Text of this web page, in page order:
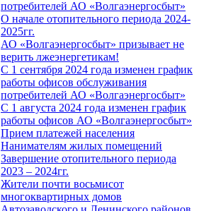
потребителей АО «Волгаэнергосбыт»
О начале отопительного периода 2024-
2025гг.
АО «Волгаэнергосбыт» призывает не
верить лжеэнергетикам!
С 1 сентября 2024 года изменен график
работы офисов обслуживания
потребителей АО «Волгаэнергосбыт»
С 1 августа 2024 года изменен график
работы офисов АО «Волгаэнергосбыт»
Прием платежей населения
Нанимателям жилых помещений
Завершение отопительного периода
2023 – 2024гг.
Жители почти восьмисот
многоквартирных домов